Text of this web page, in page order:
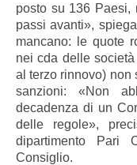
posto su 136 Paesi,
passi avanti»,
mancano: le quote
nei cda delle
al terzo rinnovo) non
sanzioni: «Non
decadenza di un
delle regole»,
dipartimento Pari
Consiglio.